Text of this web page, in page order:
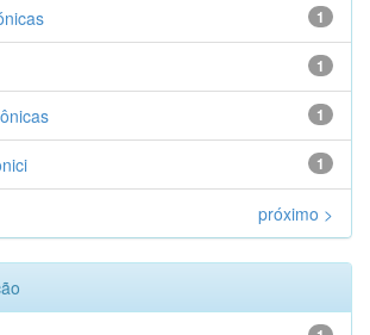
1
1
1
1
próximo >